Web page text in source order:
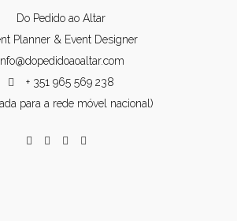
Do Pedido ao Altar
Planner & Event Designer
+ 351 965 569 238
para a rede móvel nacional)